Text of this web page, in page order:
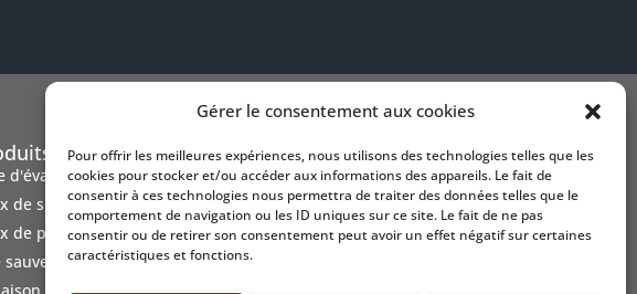
Gérer le consentement aux cookies
Pour offrir les meilleures expériences, nous utilisons des technologies telles que les
cookies pour stocker et/ou accéder aux informations des appareils. Le fait de
consentir à ces technologies nous permettra de traiter des données telles que le
comportement de navigation ou les ID uniques sur ce site. Le fait de ne pas
consentir ou de retirer son consentement peut avoir un effet négatif sur certaines
caractéristiques et fonctions.
d'évacuation maritime
de survie
de plaisance
sauvetage
Contactez-nous
Rue de Bruxelles,
44210 Pornic
info@ouestsecuritemarine.com
02.40.82.40.40